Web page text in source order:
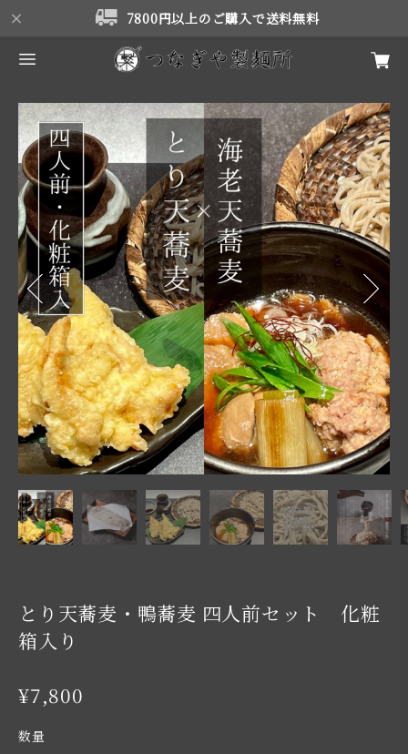
7800円以上のご購入で送料無料
Previous Next
とり天蕎麦・鴨蕎麦 四人前セット 化粧
箱入り
¥7,800
数量